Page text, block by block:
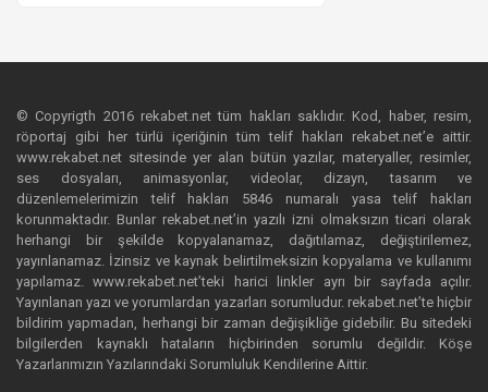
© Copyrigth 2016 rekabet.net tüm hakları saklıdır. Kod, haber, resim,
röportaj gibi her türlü içeriğinin tüm telif hakları rekabet.net’e aittir.
www.rekabet.net sitesinde yer alan bütün yazılar, materyaller, resimler,
ses dosyaları, animasyonlar, videolar, dizayn, tasarım ve
düzenlemelerimizin telif hakları 5846 numaralı yasa telif hakları
korunmaktadır. Bunlar rekabet.net’in yazılı izni olmaksızın ticari olarak
herhangi bir şekilde kopyalanamaz, dağıtılamaz, değiştirilemez,
yayınlanamaz. İzinsiz ve kaynak belirtilmeksizin kopyalama ve kullanımı
yapılamaz. www.rekabet.net’teki harici linkler ayrı bir sayfada açılır.
Yayınlanan yazı ve yorumlardan yazarları sorumludur. rekabet.net’te hiçbir
bildirim yapmadan, herhangi bir zaman değişikliğe gidebilir. Bu sitedeki
bilgilerden kaynaklı hataların hiçbirinden sorumlu değildir. Köşe
Yazarlarımızın Yazılarındaki Sorumluluk Kendilerine Aittir.